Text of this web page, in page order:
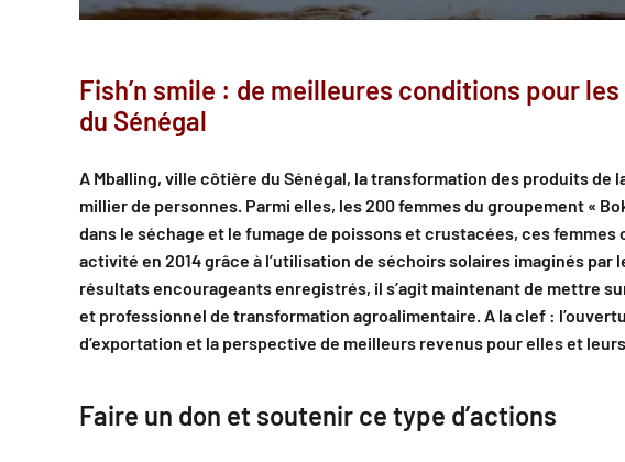
Fish’n smile : de meilleures conditions pour
du Sénégal
A Mballing, ville côtière du Sénégal, la transformation des produits de
millier de personnes. Parmi elles, les 200 femmes du groupement «
dans le séchage et le fumage de poissons et crustacées, ces femmes
activité en 2014 grâce à l’utilisation de séchoirs solaires imaginés par
résultats encourageants enregistrés, il s’agit maintenant de mettre
et professionnel de transformation agroalimentaire. A la clef :
d’exportation et la perspective de meilleurs revenus pour elles et
Faire un don et soutenir ce type d’actions